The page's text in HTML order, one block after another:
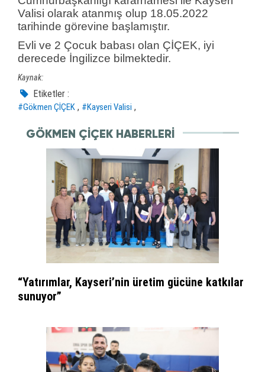
Valisi olarak atanmış olup 18.05.2022
tarihinde görevine başlamıştır.
Evli ve 2 Çocuk babası olan ÇİÇEK, iyi
derecede İngilizce bilmektedir.
Kaynak:
Etiketler :
#Gökmen ÇİÇEK , #Kayseri Valisi ,
GÖKMEN ÇIÇEK HABERLERI
“Yatırımlar, Kayseri’nin üretim gücüne katkılar
sunuyor”